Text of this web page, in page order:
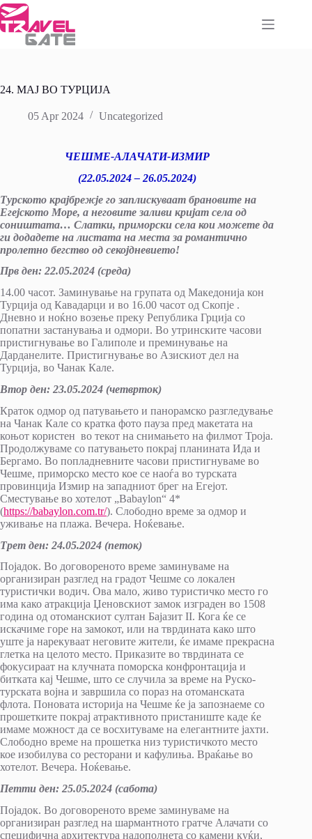
Skip
to
content
24. МАЈ ВО ТУРЦИЈА
05 Apr 2024 Uncategorized
ЧЕШМЕ-АЛАЧАТИ-ИЗМИР
(22.05.2024 – 26.05.2024)
Турското крајбрежје го заплискуваат брановите на
Егејското Море, а неговите заливи кријат села од
соништата… Слатки, приморски села кои можете да
ги додадете на листата на места за романтично
пролетно бегство од секојдневието!
Прв ден: 22.05.2024 (среда)
14.00 часот. Заминување на групата од Македонија кон
Турција од Кавадарци и во 16.00 часот од Скопје .
Дневно и ноќно возење преку Република Грција со
попатни застанувања и одмори. Во утринските часови
пристигнување во Галиполе и преминување на
Дарданелите. Пристигнување во Азискиот дел на
Турција, во Чанак Кале.
Втор ден: 23.05.2024 (четврток)
Краток одмор од патувањето и панорамско разгледување
на Чанак Кале со кратка фото пауза пред макетата на
коњот користен во текот на снимањето на филмот Троја.
Продолжуваме со патувањето покрај планината Ида и
Бергамо. Во попладневните часови пристигнуваме во
Чешме, приморско место кое се наоѓа во турската
провинција Измир на западниот брег на Егејот.
Сместување во хотелот „Babaylon“ 4*
(https://babaylon.com.tr/). Слободно време за одмор и
уживање на плажа. Вечера. Ноќевање.
Трет ден: 24.05.2024 (петок)
Појадок. Во договореното време заминуваме на
организиран разглед на градот Чешме со локален
туристички водич. Ова мало, живо туристичко место го
има како атракција Џеновскиот замок изграден во 1508
година од отоманскиот султан Бајазит II. Кога ќе се
искачиме горе на замокот, или на тврдината како што
уште ја нарекуваат неговите жители, ќе имаме прекрасна
глетка на целото место. Приказите во тврдината се
фокусираат на клучната поморска конфронтација и
битката кај Чешме, што се случила за време на Руско-
турската војна и завршила со пораз на отоманската
флота. Поновата историја на Чешме ќе ја запознаеме со
прошетките покрај атрактивното пристаниште каде ќе
имаме можност да се восхитуваме на елегантните јахти.
Слободно време на прошеткa низ туристичкото место
кое изобилува со ресторани и кафулиња. Враќање во
хотелот. Вечера. Ноќевање.
Петти ден: 25.05.2024 (сабота)
Појадок. Во договореното време заминуваме на
организиран разглед на шармантното гратче Алачати со
специфична архитектура надополнета со камени куќи,